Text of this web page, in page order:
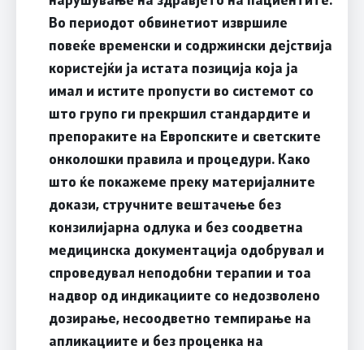
Во периодот обвинетиот извршиле
повеќе временски и содржински дејствија
користејќи ја истата позиција која ја
имал и истите пропусти во системот со
што групо ги прекршил стандардите и
препораките на Европските и светските
онколошки правила и процедури. Како
што ќе покажеме преку материјалните
докази, стручните вештачење без
конзилијарна одлука и без соодветна
медицинска документација одобрувал и
спроведувал неподобни терапии и тоа
надвор од индикациите со недозволено
дозирање, несоодветно темпирање на
апликациите и без проценка на